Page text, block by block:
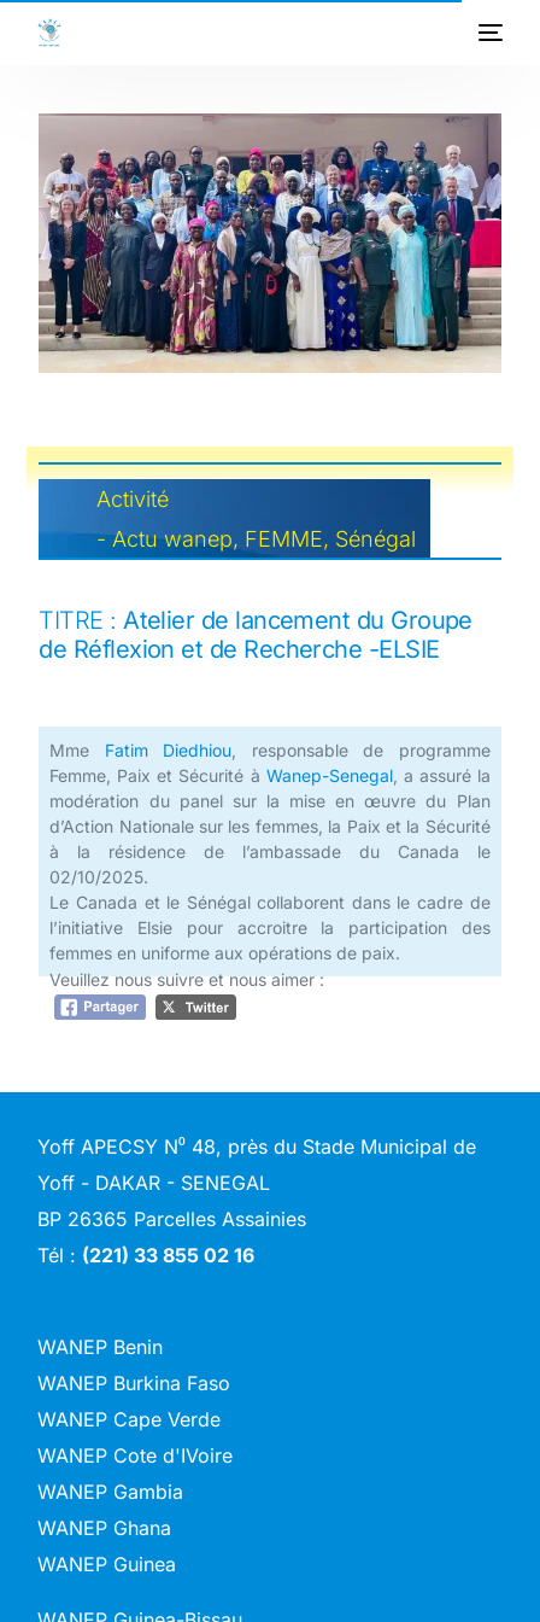
Activité
-Actu wanep, FEMME, Sénégal
TITRE :Atelier de lancement du Groupe
de Réflexion et de Recherche -ELSIE
Mme Fatim Diedhiou , responsable de programme
Femme, Paix et Sécurité à Wanep-Senegal, a assuré la
modération du panel sur la mise en œuvre du Plan
d’Action Nationale sur les femmes, la Paix et la Sécurité
à la résidence de l’ambassade du Canada le
02/10/2025.
Le Canada et le Sénégal collaborent dans le cadre de
l’initiative Elsie pour accroitre la participation des
femmes en uniforme aux opérations de paix.
Veuillez nous suivre et nous aimer :
Yoff APECSY N⁰ 48, près du Stade Municipal de
Yoff - DAKAR - SENEGAL
BP 26365 Parcelles Assainies
Tél : (221) 33 855 02 16
WANEP Benin
WANEP Burkina Faso
WANEP Cape Verde
WANEP Cote d'IVoire
WANEP Gambia
WANEP Ghana
WANEP Guinea
ACCUEIL
A PROPOS
PROGRAMMES
PROJETS
ACTIVITES
MEDIATHEQUE